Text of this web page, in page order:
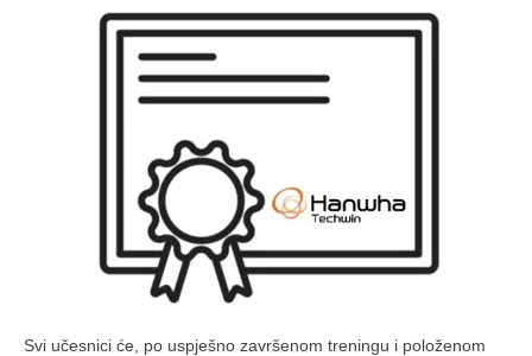
Svi učesnici će, po uspješno završenom treningu i položenom